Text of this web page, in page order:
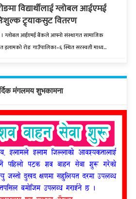
विद्यार्थीलाई ग्लोबल आईएमई
ट्र्याकसुट वितरण
। ग्लोबल आईएमई बैंकले आफ्नो संस्थागत सामाजिक
इलामको रोङ गाउँपालिका–६ स्थित सरस्वती माध्य...
मंगलमय शुभकामना